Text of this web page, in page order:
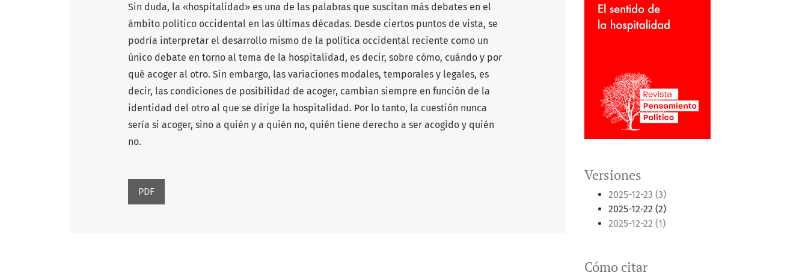
Versiones
2025-12-23 (3)
2025-12-22 (2)
2025-12-22 (1)
Cómo citar
Sin duda, la «hospitalidad» es una de las palabras que suscitan más debates en el
ámbito político occidental en las últimas décadas. Desde ciertos puntos de vista, se
podría interpretar el desarrollo mismo de la política occidental reciente como un
único debate en torno al tema de la hospitalidad, es decir, sobre cómo, cuándo y por
qué acoger al otro. Sin embargo, las variaciones modales, temporales y legales, es
decir, las condiciones de posibilidad de acoger, cambian siempre en función de la
identidad del otro al que se dirige la hospitalidad. Por lo tanto, la cuestión nunca
sería si acoger, sino a quién y a quién no, quién tiene derecho a ser acogido y quién
no.
PDF